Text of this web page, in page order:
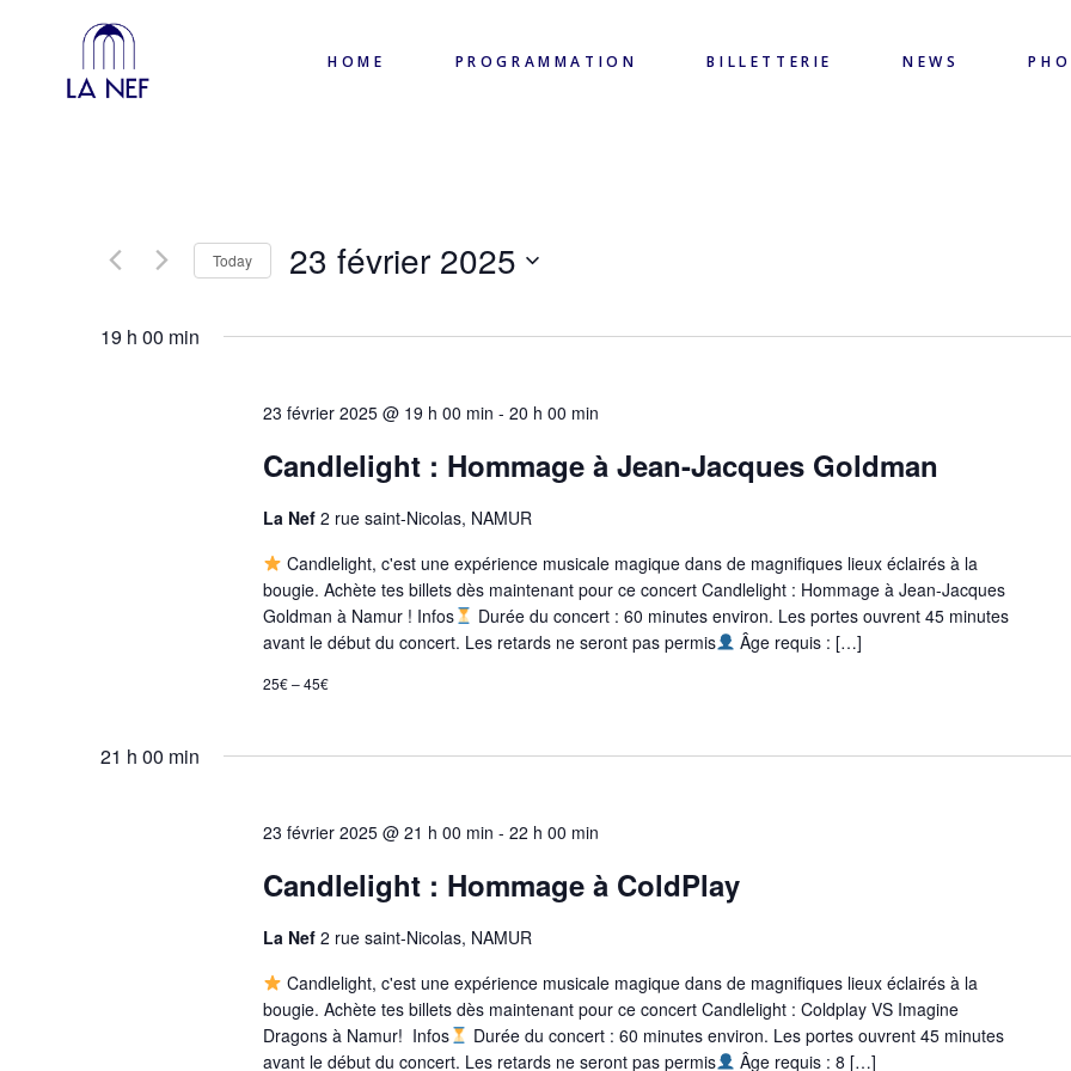
HOME PROGRAMMATION BILLETTERIE NEWS
Today 23 février 2025
19 h 00 min
23 février 2025 @ 19 h 00 min - 20 h 00 min
Candlelight : Hommage à Jean-Jacques Goldman
La Nef 2 rue saint-Nicolas, NAMUR
Candlelight, c'est une expérience musicale magique dans de magnifiques lieux éclairés à la
bougie. Achète tes billets dès maintenant pour ce concert Candlelight : Hommage à Jean-Jacques
Goldman à Namur ! Infos
Durée du concert : 60 minutes environ. Les portes ouvrent 45 minutes
avant le début du concert. Les retards ne seront pas permis
Âge requis : […]
25€ – 45€
21 h 00 min
23 février 2025 @ 21 h 00 min - 22 h 00 min
Candlelight : Hommage à ColdPlay
La Nef 2 rue saint-Nicolas, NAMUR
Candlelight, c'est une expérience musicale magique dans de magnifiques lieux éclairés à la
bougie. Achète tes billets dès maintenant pour ce concert Candlelight : Coldplay VS Imagine
Dragons à Namur! Infos
Durée du concert : 60 minutes environ. Les portes ouvrent 45 minutes
avant le début du concert. Les retards ne seront pas permis
Âge requis : 8 […]